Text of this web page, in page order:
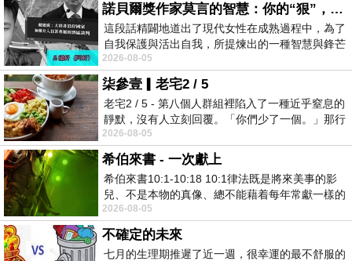
諾貝爾獎作家莫言的智慧：你的“狠”，才是最好的自我保護
這段話精闢地道出了現代女性在成熟過程中，為了
自我保護與活出自我，所提煉出的一種智慧與鋒芒
的平衡。 核心解讀與看法
2026-08-05
柒參壹▎老宅2 / 5
老宅2 / 5 - 第八個人群組裡陷入了一種近乎窒息的
靜默，沒有人立刻回覆。「你們少了一個。」那行
字像一顆冰冷的鐵釘，硬生生刺進螢
2026-08-05
希伯來書 - 一次獻上
希伯來書10:1-10:18 10:1律法既是將來美事的影
兒、不是本物的真像、總不能藉着每年常獻一樣的
祭物、叫那近前來的人得以完全。 10
2026-08-05
不確定的未來
七月的生理期推遲了近一週，很幸運的最不舒服的